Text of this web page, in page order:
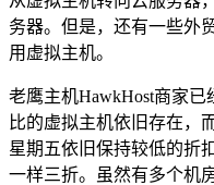
务器。但是，还有一些外
用虚拟主机。
老鹰主机HawkHost商家
比的虚拟主机依旧存在，
星期五依旧保持较低的折
一样三折。虽然有多个机